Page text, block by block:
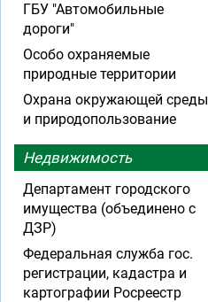
ГБУ "Автомобильные
дороги"
Особо охраняемые
природные территории
Охрана окружающей среды
и природопользование
Недвижимость
Департамент городского
имущества (объединено с
ДЗР)
Федеральная служба гос.
регистрации, кадастра и
картографии Росреестр